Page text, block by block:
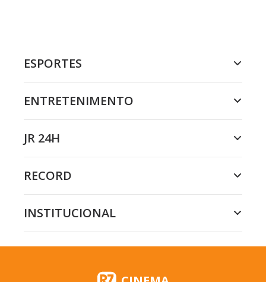
ESPORTES
ENTRETENIMENTO
JR 24H
RECORD
INSTITUCIONAL